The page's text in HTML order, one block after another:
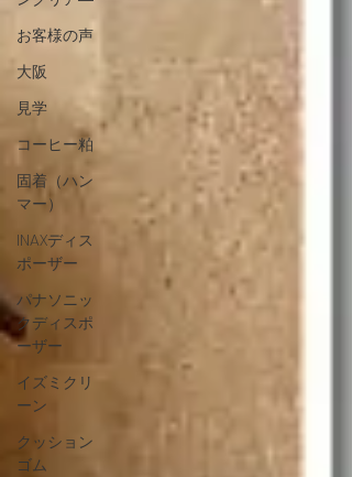
お客様の声
大阪
見学
コーヒー粕
固着（ハン
マー）
INAXディス
ポーザー
パナソニッ
クディスポ
ーザー
イズミクリ
ーン
クッション
ゴム